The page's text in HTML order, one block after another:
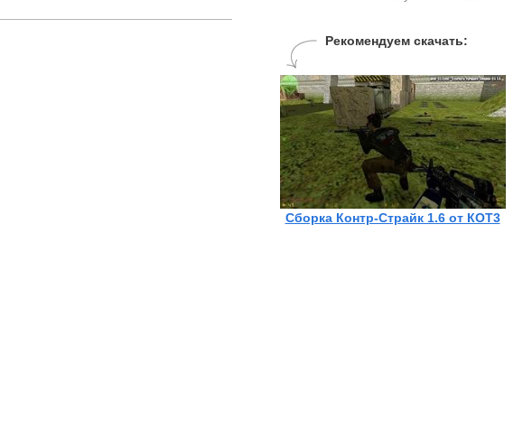
Рекомендуем скачать:
Сборка Контр-Страйк 1.6 от КОТ3